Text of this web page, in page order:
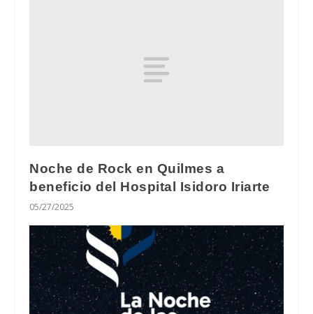
Noche de Rock en Quilmes a
beneficio del Hospital Isidoro Iriarte
05/27/2025